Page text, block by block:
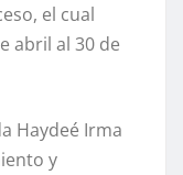
el cual
abril al 30 de
Haydeé Irma
y